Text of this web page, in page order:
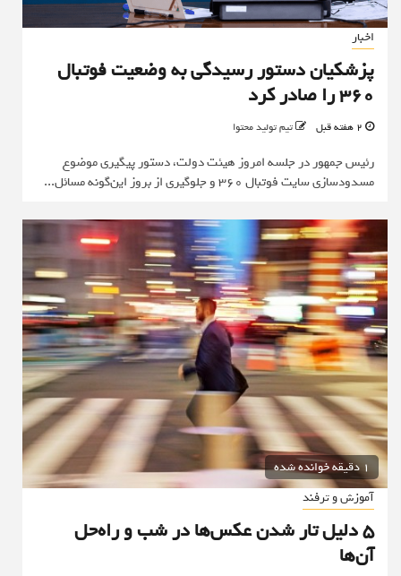
اخبار
پزشکیان دستور رسیدگی به وضعیت فوتبال
۳۶۰ را صادر کرد
تیم تولید محتوا
رئیس جمهور در جلسه امروز هیئت دولت، دستور پیگیری موضوع
مسدودسازی سایت فوتبال ۳۶۰ و جلوگیری از بروز این‌گونه مسائل...
1 دقیقه خوانده شده
آموزش و ترفند
۵ دلیل تار شدن عکس‌ها در شب و راه‌حل
آن‌ها